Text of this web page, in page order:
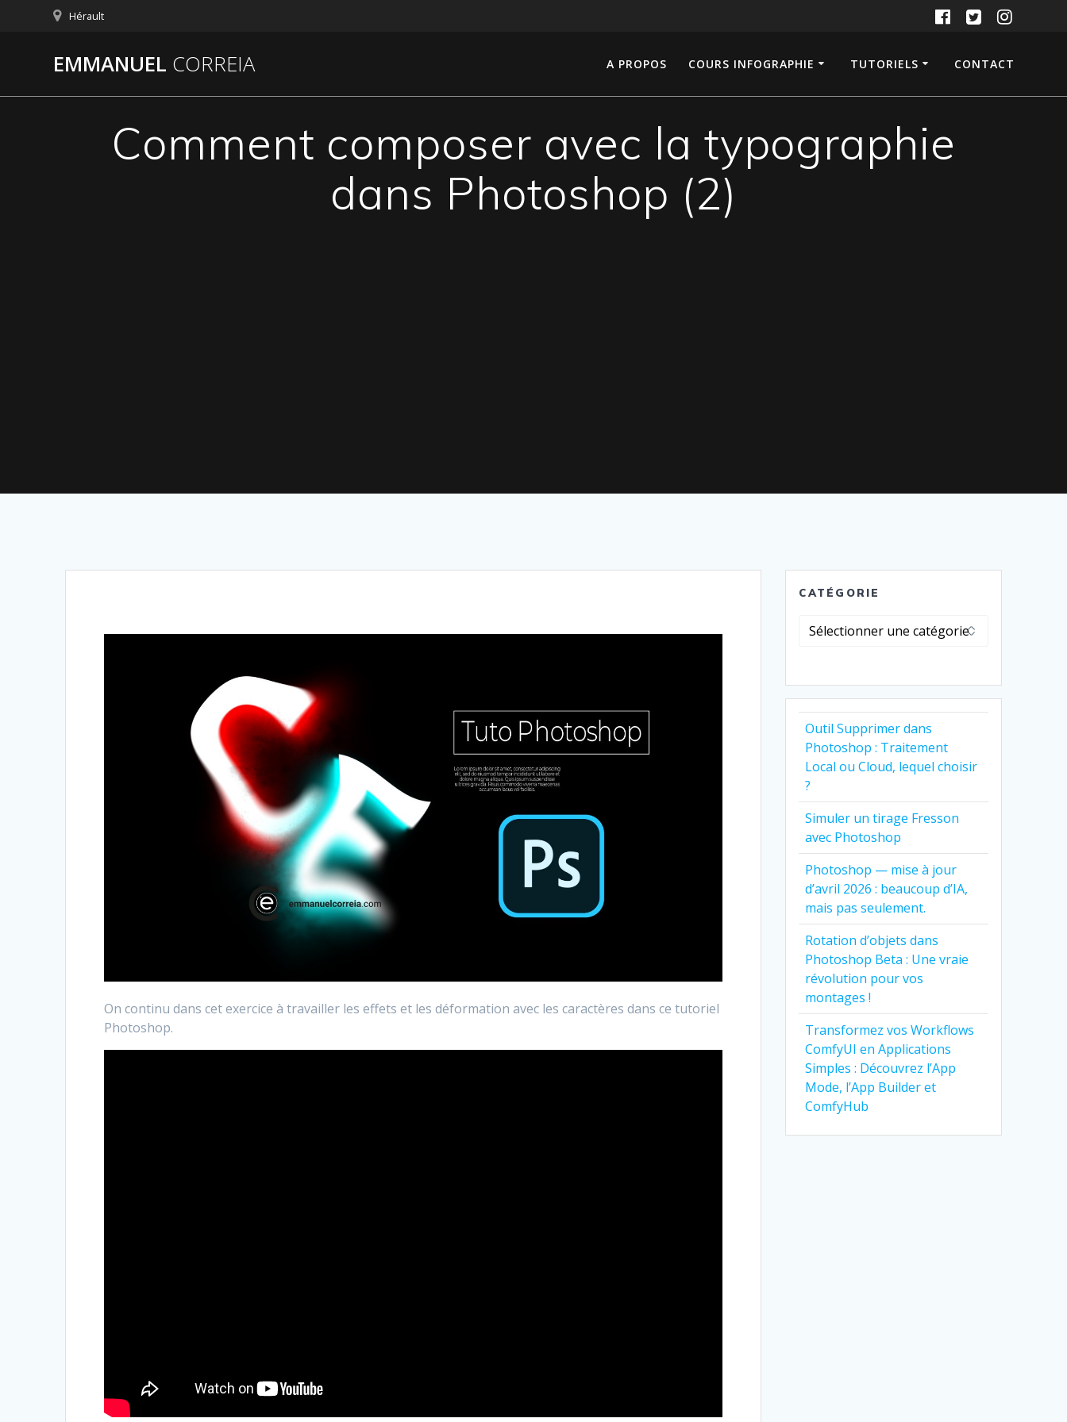
Hérault
EMMANUEL CORREIA A PROPOS COURS INFOGRAPHIE TUTORIELS CONTACT
Comment composer avec la typographie
dans Photoshop (2)
On continu dans cet exercice à travailler les effets et les déformation avec les caractères dans ce tutoriel
Photoshop.
CATÉGORIE
Catégorie
Outil Supprimer dans
Photoshop : Traitement
Local ou Cloud, lequel choisir
?
Simuler un tirage Fresson
avec Photoshop
Photoshop — mise à jour
d’avril 2026 : beaucoup d’IA,
mais pas seulement.
Rotation d’objets dans
Photoshop Beta : Une vraie
révolution pour vos
montages !
Transformez vos Workflows
ComfyUI en Applications
Simples : Découvrez l’App
Mode, l’App Builder et
ComfyHub